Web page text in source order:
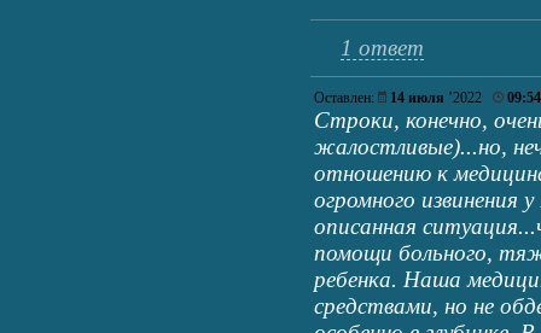
1 ответ
Оставлен: 14 июля ’2022 09:54
Строки, конечно,
жалостливые)...но,
отношению к
огромного извинения
описанная
помощи больного,
ребенка. Наша
средствами, но не